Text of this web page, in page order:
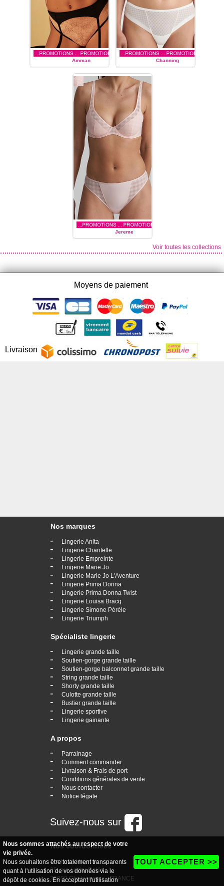
Amman
MARIE JO L'AVENTURE
Channing
MARIE JO L'AVENTURE
Jereme
Voir toutes les collections
Moyens de paiement
Livraison
Nos marques
- Lingerie Anita
- Lingerie Chantelle
- Lingerie Empreinte
- Lingerie Marie Jo
- Lingerie Marie Jo L'Aventure
- Lingerie Prima Donna
- Lingerie Prima Donna Twist
- Lingerie Louisa Bracq
- Lingerie Simone Pérèle
- Lingerie Triumph
Spécialiste lingerie
- Lingerie grande taille
- Soutien-gorge grande taille
- Soutien-gorge balconnet grande taille
- String grande taille
- Shorty grande taille
- Culotte grande taille
- Bustier grande taille
- Lingerie sportive
- Lingerie gainante
A propos
- Parrainage
- Comment commander
- Livraison & Frais de port
- Conditions générales de vente
- Nous contacter
- Notice légale
Suivez-nous sur
Nos coordonnées
boutique Vogaine
35, rue Ledru Rollin
36000 Chateauroux - FRANCE
Nous sommes attachés au respect de votre
vie privée.
Nous souhaitons être totalement transparents
quant à l'utilisation de vos données via le
dépôt de cookies. En acceptant l'utilisation
TOUT ACCEPTER >>